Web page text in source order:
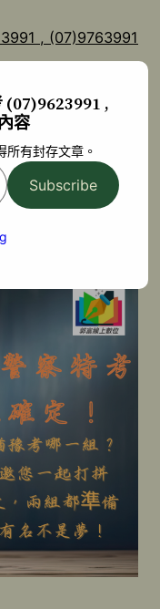
, (07)9763991
(07)9623991 ,
容
所有封存文章。
Subscribe